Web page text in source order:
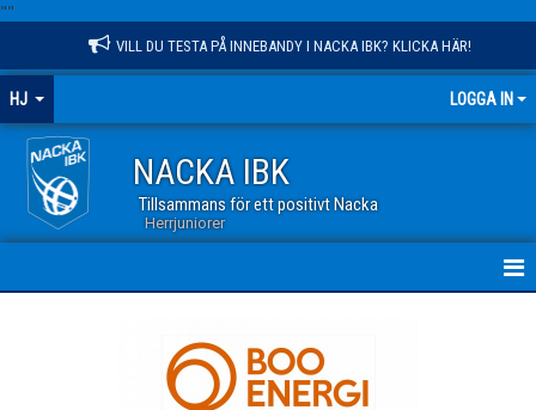
""
VILL DU TESTA PÅ INNEBANDY I NACKA IBK? KLICKA HÄR!
HJ LOGGA IN
NACKA IBK
Tillsammans för ett positivt Nacka
Herrjuniorer